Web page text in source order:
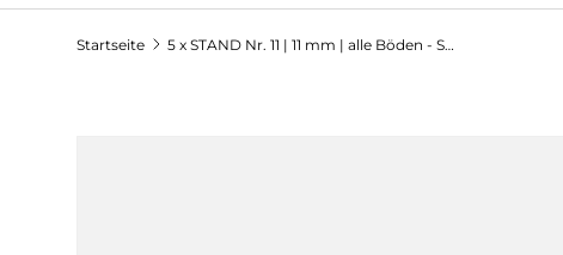
Startseite 5 x STAND Nr. 11 | 11 mm | alle Böden - Stuhlgleiter